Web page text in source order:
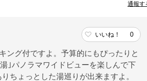
通報す
いいね！ 0
ング付ですよ。予算的にもぴったりと
｣パノラマワイドビューを楽しんで下
りちょっとした湯巡りが出来ますよ。